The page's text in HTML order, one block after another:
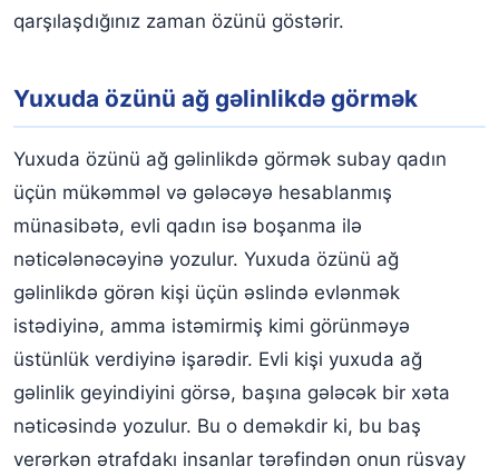
qarşılaşdığınız zaman özünü göstərir.
Yuxuda özünü ağ gəlinlikdə görmək
Yuxuda özünü ağ gəlinlikdə görmək subay qadın
üçün mükəmməl və gələcəyə hesablanmış
münasibətə, evli qadın isə boşanma ilə
nəticələnəcəyinə yozulur. Yuxuda özünü ağ
gəlinlikdə görən kişi üçün əslində evlənmək
istədiyinə, amma istəmirmiş kimi görünməyə
üstünlük verdiyinə işarədir. Evli kişi yuxuda ağ
gəlinlik geyindiyini görsə, başına gələcək bir xəta
nəticəsində yozulur. Bu o deməkdir ki, bu baş
verərkən ətrafdakı insanlar tərəfindən onun rüsvay